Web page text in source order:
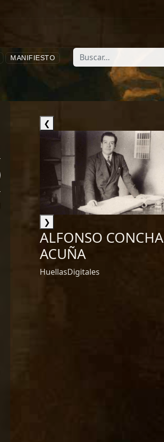
MANIFIESTO Buscar
❮
❯
ALFONSO CONCHA
ACUÑA
HuellasDigitales